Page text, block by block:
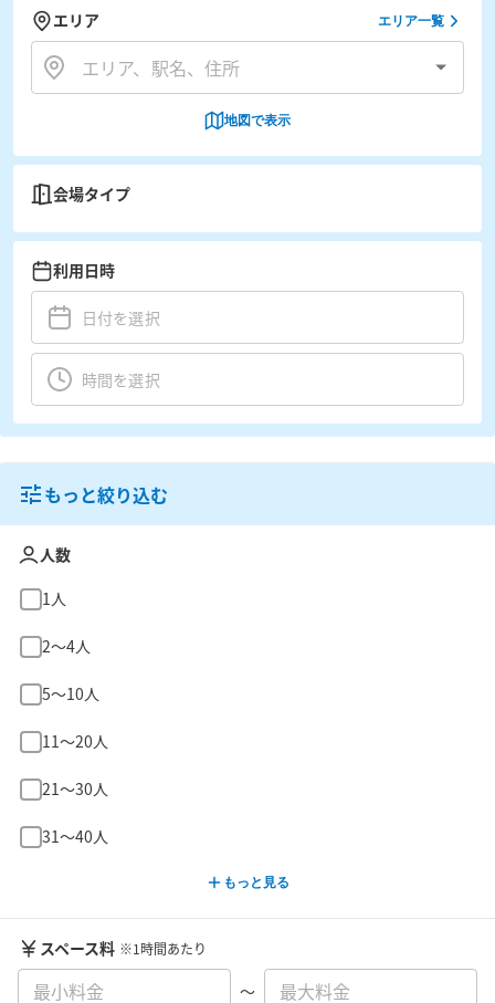
エリア エリア一覧
地図で表示
会場タイプ
利用日時
もっと絞り込む
人数
1人
2〜4人
5〜10人
11〜20人
21〜30人
31〜40人
もっと見る
スペース料 ※1時間あたり
〜